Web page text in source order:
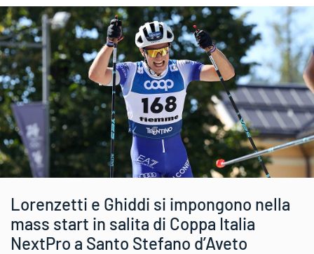
Lorenzetti e Ghiddi si impongono nella
mass start in salita di Coppa Italia
NextPro a Santo Stefano d’Aveto